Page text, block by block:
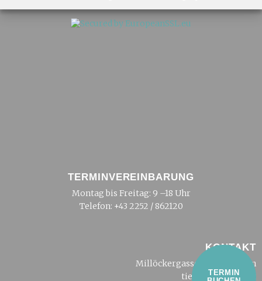
TERMIN
TERMINVEREINBARUNG
Montag bis Freitag: 9 –18 Uhr
Telefon: +43 2252 / 862120
KONTAKT
Millöckergasse 2, 2500 Baden
tierarzt@dreier.at